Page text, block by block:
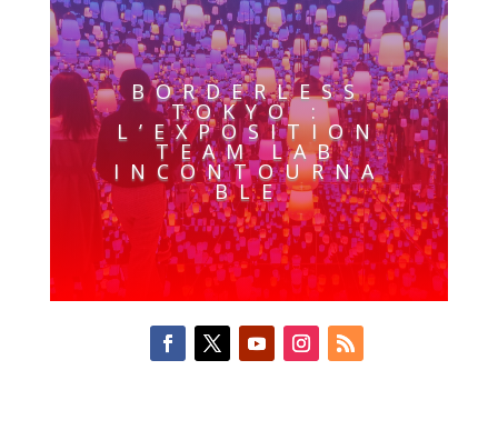
BORDERLESS
TOKYO :
L’EXPOSITION
TEAM LAB
INCONTOURNA
BLE